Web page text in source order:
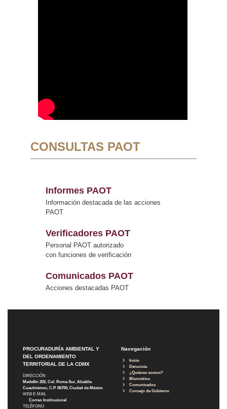
CONSULTAS PAOT
Informes PAOT
Información destacada de las acciones
PAOT
Verificadores PAOT
Personal PAOT autorizado
con funciones de verificación
Comunicados PAOT
Acciones destacadas PAOT
PROCURADURÍA AMBIENTAL Y
DEL ORDENAMIENTO
TERRITORIAL DE LA CDMX
DIRECCIÓN
Medellín 202, Col. Roma Sur, Alcaldía
Cuauhtémoc, C.P. 06700, Ciudad de México
WEB E-MAIL
Correo Institucional
TELÉFONO
Navegación
Inicio
Denuncia
¿Quiénes somos?
Micrositios
Comunicados
Consejo de Gobierno